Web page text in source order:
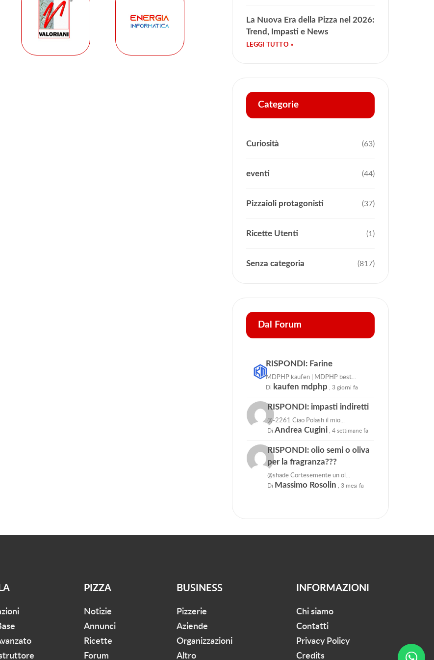
La Nuova Era della Pizza nel 2026:
Trend, Impasti e News
Categorie
Curiosità (63)
eventi (44)
Pizzaioli protagonisti (37)
Ricette Utenti (1)
Senza categoria (817)
Dal Forum
RISPONDI: Farine
MDPHP kaufen | MDPHP best...
Di kaufen mdphp , 3 giorni fa
RISPONDI: impasti indiretti
@-2261 Ciao Polash il mio...
Di Andrea Cugini, 4 settimane fa
RISPONDI: olio semi o oliva
per la fragranza???
@shade Cortesemente un ol...
Di Massimo Rosolin , 3 mesi fa
PIZZA
Notizie
Annunci
Ricette
Forum
BUSINESS
Pizzerie
Aziende
Organizzazioni
Altro
INFORMAZIONI
Chi siamo
Contatti
Privacy Policy
Credits